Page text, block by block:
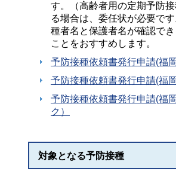
す。（高齢者用の定期予防
る場合は、委任状が必要で
種者名と保護者名が確認で
ことをおすすめします。
予防接種依頼書発行申請(福
予防接種依頼書発行申請(福
予防接種依頼書発行申請(福
ク）
対象となる予防接種